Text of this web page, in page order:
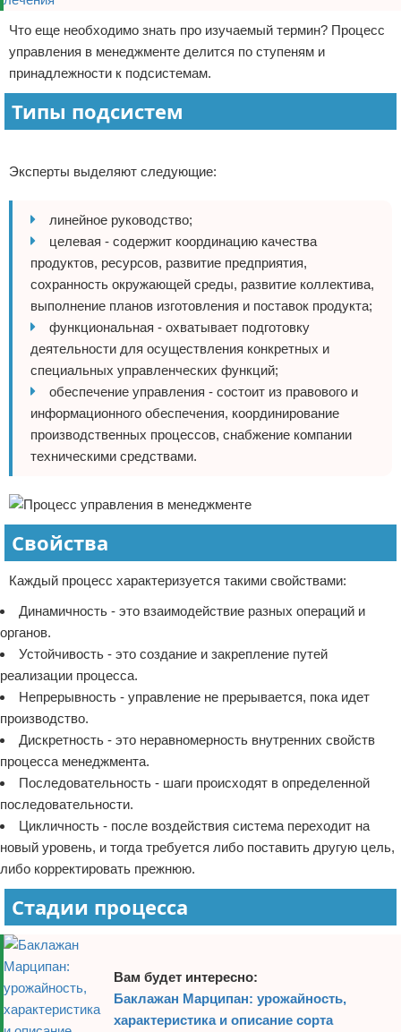
Что еще необходимо знать про изучаемый термин? Процесс
управления в менеджменте делится по ступеням и
принадлежности к подсистемам.
Типы подсистем
Эксперты выделяют следующие:
линейное руководство;
целевая - содержит координацию качества
продуктов, ресурсов, развитие предприятия,
сохранность окружающей среды, развитие коллектива,
выполнение планов изготовления и поставок продукта;
функциональная - охватывает подготовку
деятельности для осуществления конкретных и
специальных управленческих функций;
обеспечение управления - состоит из правового и
информационного обеспечения, координирование
производственных процессов, снабжение компании
техническими средствами.
Свойства
Каждый процесс характеризуется такими свойствами:
Динамичность - это взаимодействие разных операций и
органов.
Устойчивость - это создание и закрепление путей
реализации процесса.
Непрерывность - управление не прерывается, пока идет
производство.
Дискретность - это неравномерность внутренних свойств
процесса менеджмента.
Последовательность - шаги происходят в определенной
последовательности.
Цикличность - после воздействия система переходит на
новый уровень, и тогда требуется либо поставить другую цель,
либо корректировать прежнюю.
Стадии процесса
Вам будет интересно:
Баклажан Марципан: урожайность,
характеристика и описание сорта